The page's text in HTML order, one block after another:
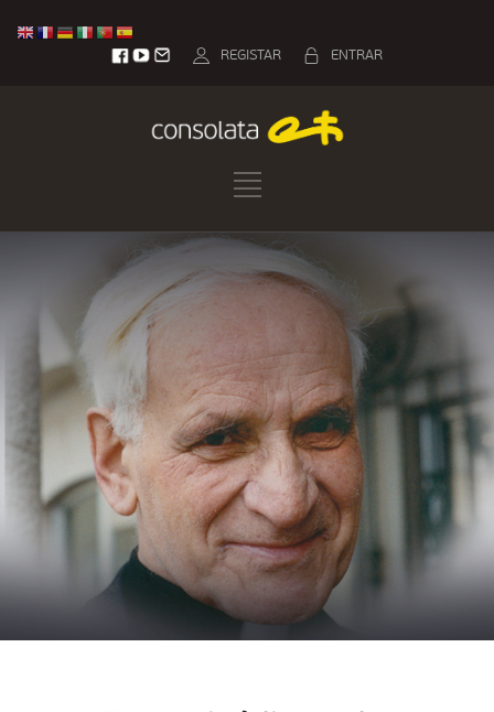
ENTRAR
REGISTAR